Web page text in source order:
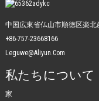
中国広東省仏山市順徳区楽
+86-757-23668166
Leguwe@aliyun.com
私たちについて
家